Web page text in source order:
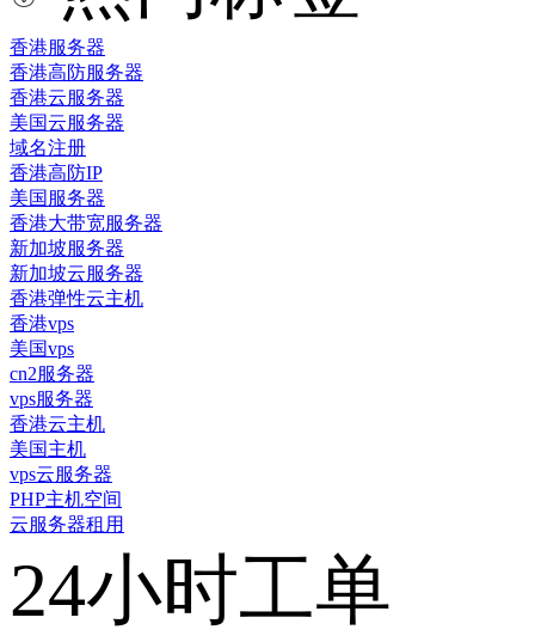
香港服务器
香港高防服务器
香港云服务器
美国云服务器
域名注册
香港高防IP
美国服务器
香港大带宽服务器
新加坡服务器
新加坡云服务器
香港弹性云主机
香港vps
美国vps
cn2服务器
vps服务器
香港云主机
美国主机
vps云服务器
PHP主机空间
云服务器租用
24小时工单